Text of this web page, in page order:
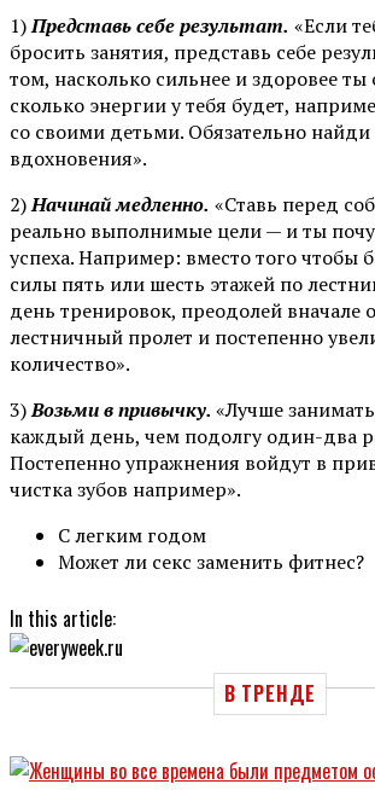
1)Представь себе результат. «Если
бросить занятия, представь себе
том, насколько сильнее и здоровее ты
сколько энергии у тебя будет,
со своими детьми. Обязательно найди
вдохновения».
2)Начинай медленно. «Ставь перед
реально выполнимые цели — и ты
успеха. Например: вместо того чтобы
силы пять или шесть этажей по
день тренировок, преодолей вначале
лестничный пролет и постепенно
количество».
3)Возьми в привычку. «Лучше
каждый день, чем подолгу один-два
Постепенно упражнения войдут в
чистка зубов например».
С легким годом
Может ли секс заменить фитнес?
In this article:
В ТРЕНДЕ